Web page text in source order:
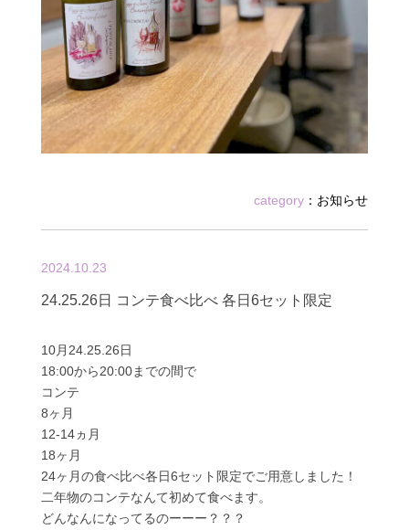
category ： お知らせ
2024.10.23
24.25.26日 コンテ食べ比べ 各日6セット限定
10月24.25.26日
18:00から20:00までの間で
コンテ
8ヶ月
12-14ヵ月
18ヶ月
24ヶ月の食べ比べ各日6セット限定でご用意しました！
二年物のコンテなんて初めて食べます。
どんなんになってるのーーー？？？